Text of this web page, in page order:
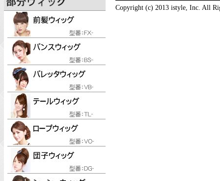
Copyright (c) 2013 istyle, Inc. All